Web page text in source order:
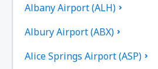
Albany Airport (ALH)
Albury Airport (ABX)
Alice Springs Airport (ASP)